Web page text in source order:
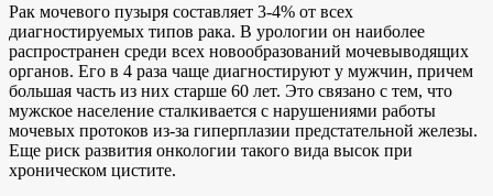
Рак мочевого пузыря составляет 3-4% от всех
диагностируемых типов рака. В урологии он наиболее
распространен среди всех новообразований мочевыводящих
органов. Его в 4 раза чаще диагностируют у мужчин, причем
большая часть из них старше 60 лет. Это связано с тем, что
мужское население сталкивается с нарушениями работы
мочевых протоков из-за гиперплазии предстательной железы.
Еще риск развития онкологии такого вида высок при
хроническом цистите.